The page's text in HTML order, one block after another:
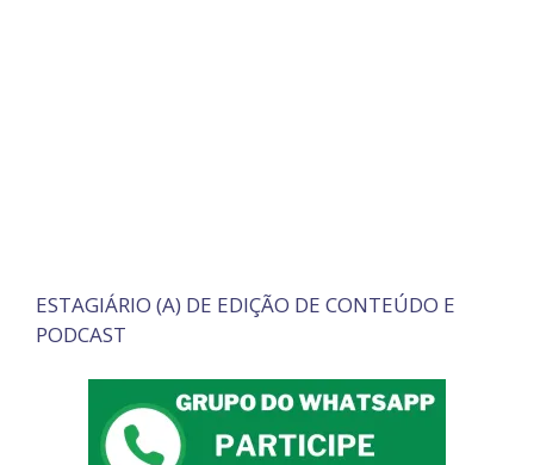
ESTAGIÁRIO (A) DE EDIÇÃO DE CONTEÚDO E
PODCAST